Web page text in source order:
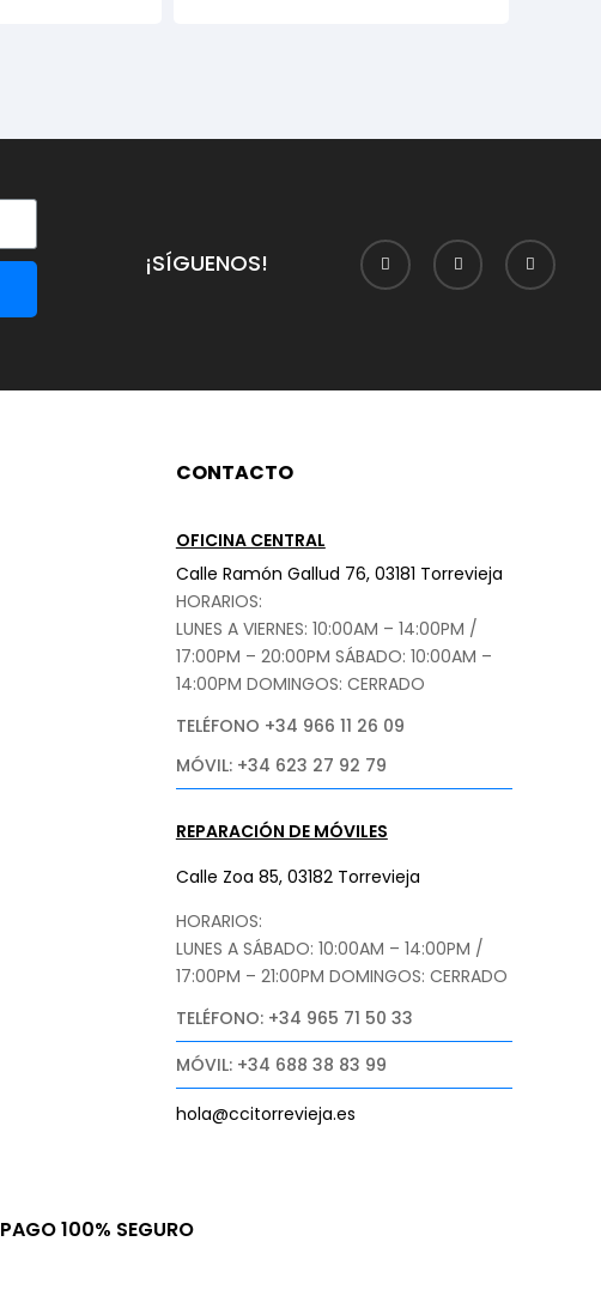
¡SÍGUENOS!
CONTACTO
OFICINA CENTRAL
Calle Ramón Gallud 76, 03181 Torrevieja
HORARIOS:
LUNES A VIERNES: 10:00AM – 14:00PM /
17:00PM – 20:00PM SÁBADO: 10:00AM –
14:00PM DOMINGOS: CERRADO
TELÉFONO +34 966 11 26 09
MÓVIL: +34 623 27 92 79
REPARACIÓN DE MÓVILES
Calle Zoa 85, 03182 Torrevieja
HORARIOS:
LUNES A SÁBADO: 10:00AM – 14:00PM /
17:00PM – 21:00PM DOMINGOS: CERRADO
TELÉFONO: +34 965 71 50 33
MÓVIL: +34 688 38 83 99
hola@ccitorrevieja.es
PAGO 100% SEGURO